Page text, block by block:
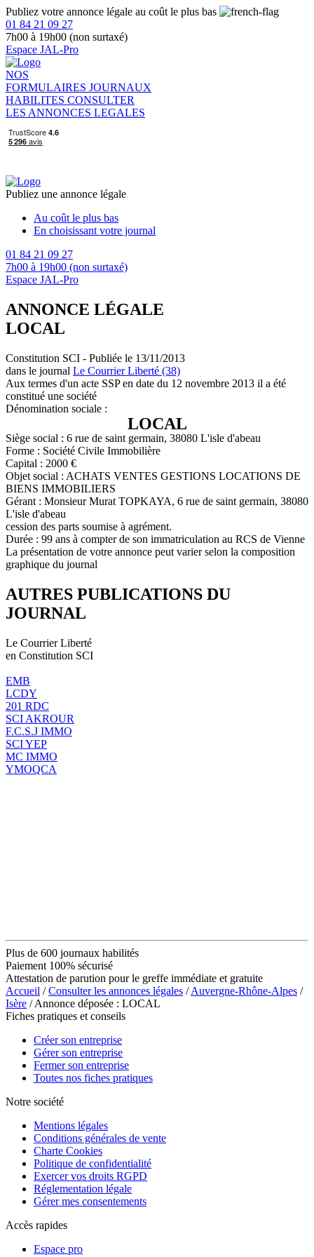
Publiez votre annonce légale au coût le plus bas
01 84 21 09 27
7h00 à 19h00 (non surtaxé)
Espace JAL-Pro
NOS
FORMULAIRES JOURNAUX
HABILITES CONSULTER
LES ANNONCES LEGALES
Publiez une annonce légale
Au coût le plus bas
En choisissant votre journal
01 84 21 09 27
7h00 à 19h00 (non surtaxé)
Espace JAL-Pro
ANNONCE LÉGALE
LOCAL
Constitution SCI - Publiée le 13/11/2013
dans le journal Le Courrier Liberté (38)
Aux termes d'un acte SSP en date du 12 novembre 2013 il a été
constitué une société
Dénomination sociale :
LOCAL
Siège social : 6 rue de saint germain, 38080 L'isle d'abeau
Forme : Société Civile Immobilière
Capital : 2000 €
Objet social : ACHATS VENTES GESTIONS LOCATIONS DE
BIENS IMMOBILIERS
Gérant : Monsieur Murat TOPKAYA, 6 rue de saint germain, 38080
L'isle d'abeau
cession des parts soumise à agrément.
Durée : 99 ans à compter de son immatriculation au RCS de Vienne
La présentation de votre annonce peut varier selon la composition
graphique du journal
AUTRES PUBLICATIONS DU
JOURNAL
Le Courrier Liberté
en Constitution SCI
EMB
LCDY
201 RDC
SCI AKROUR
F.C.S.J IMMO
SCI YEP
MC IMMO
YMOQCA
Plus de 600 journaux habilités
Paiement 100% sécurisé
Attestation de parution pour le greffe immédiate et gratuite
Accueil /Consulter les annonces légales /Auvergne-Rhône-Alpes /
Isère / Annonce déposée : LOCAL
Fiches pratiques et conseils
Créer son entreprise
Gérer son entreprise
Fermer son entreprise
Toutes nos fiches pratiques
Notre société
Mentions légales
Conditions générales de vente
Charte Cookies
Politique de confidentialité
Exercer vos droits RGPD
Réglementation légale
Gérer mes consentements
Accès rapides
Espace pro